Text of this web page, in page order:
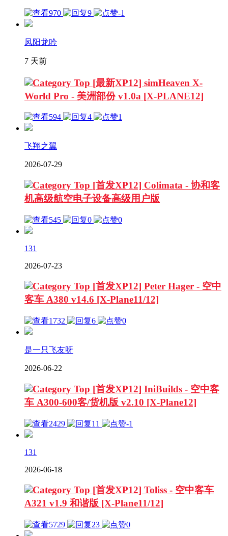
970 9 -1
凤阳龙吟
7 天前
[最新XP12] simHeaven X-
World Pro - 美洲部份 v1.0a [X-PLANE12]
594 4 1
飞翔之翼
2026-07-29
[首发XP12] Colimata - 协和客
机高级航空电子设备高级用户版
545 0 0
131
2026-07-23
[首发XP12] Peter Hager - 空中
客车 A380 v14.6 [X-Plane11/12]
1732 6 0
是一只飞友呀
2026-06-22
[首发XP12] IniBuilds - 空中客
车 A300-600客/货机版 v2.10 [X-Plane12]
2429 11 -1
131
2026-06-18
[首发XP12] Toliss - 空中客车
A321 v1.9 和谐版 [X-Plane11/12]
5729 23 0